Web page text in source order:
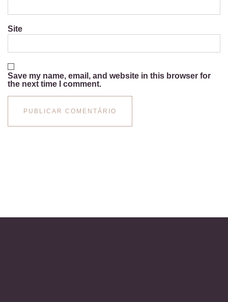
Site
Save my name, email, and website in this browser for
the next time I comment.